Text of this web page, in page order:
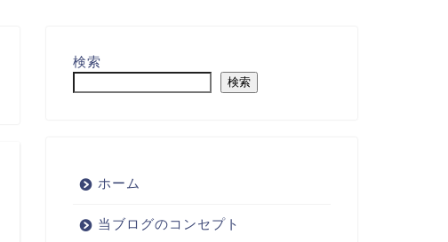
検索
検索
ホーム
当ブログのコンセプト